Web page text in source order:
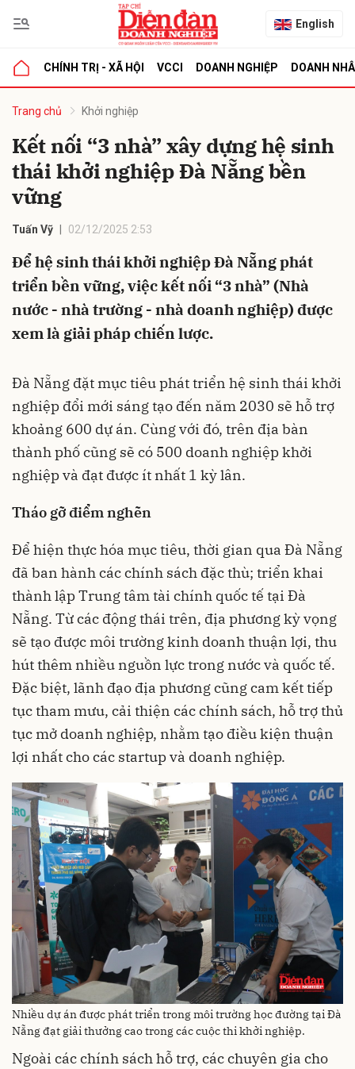
English
CHÍNH TRỊ - XÃ HỘI VCCI DOANH NGHIỆP DOANH
Trang chủ Khởi nghiệp
Kết nối “3 nhà” xây dựng hệ sinh
thái khởi nghiệp Đà Nẵng bền
vững
Tuấn Vỹ 02/12/2025 2:53
Để hệ sinh thái khởi nghiệp Đà Nẵng phát
triển bền vững, việc kết nối “3 nhà” (Nhà
nước - nhà trường - nhà doanh nghiệp) được
xem là giải pháp chiến lược.
Đà Nẵng đặt mục tiêu phát triển hệ sinh thái khởi
nghiệp đổi mới sáng tạo đến năm 2030 sẽ hỗ trợ
khoảng 600 dự án. Cùng với đó, trên địa bàn
thành phố cũng sẽ có 500 doanh nghiệp khởi
nghiệp và đạt được ít nhất 1 kỳ lân.
Tháo gỡ điểm nghẽn
Để hiện thực hóa mục tiêu, thời gian qua Đà Nẵng
đã ban hành các chính sách đặc thù; triển khai
thành lập Trung tâm tài chính quốc tế tại Đà
Nẵng. Từ các động thái trên, địa phương kỳ vọng
sẽ tạo được môi trường kinh doanh thuận lợi, thu
hút thêm nhiều nguồn lực trong nước và quốc tế.
Đặc biệt, lãnh đạo địa phương cũng cam kết tiếp
tục tham mưu, cải thiện các chính sách, hỗ trợ thủ
tục mở doanh nghiệp, nhằm tạo điều kiện thuận
lợi nhất cho các startup và doanh nghiệp.
Nhiều dự án được phát triển trong môi trường học đường tại Đà
Nẵng đạt giải thưởng cao trong các cuộc thi khởi nghiệp.
Ngoài các chính sách hỗ trợ, các chuyên gia cho
luận
Hủy